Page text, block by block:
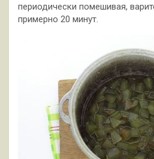
периодически помешивая,
примерно 20 минут.